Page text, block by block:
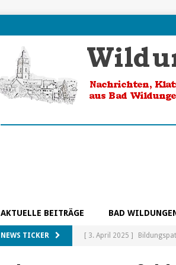
AKTUELLE BEITRÄGE BAD
NEWS TICKER [ 3. April 2025 ]